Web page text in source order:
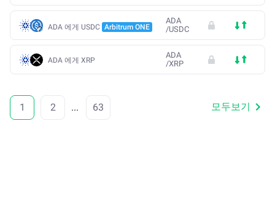
ADA 에게 USDC Arbitrum ONE
ADA
/USDC
ADA 에게 XRP
ADA
/XRP
1 2 ... 63 모두보기